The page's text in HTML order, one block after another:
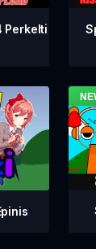
Perkelti